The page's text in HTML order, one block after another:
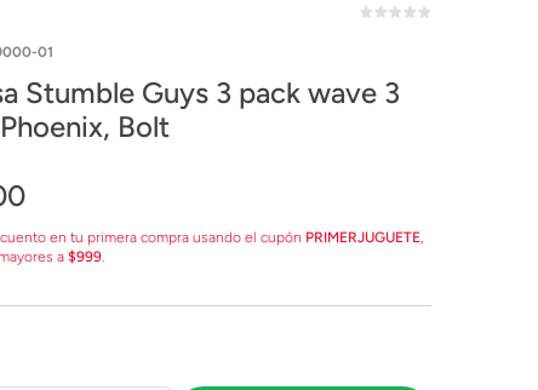
01
Stumble Guys 3 pack wave 3
Bolt
en tu primera compra usando el cupón PRIMERJUGUETE,
a $999.